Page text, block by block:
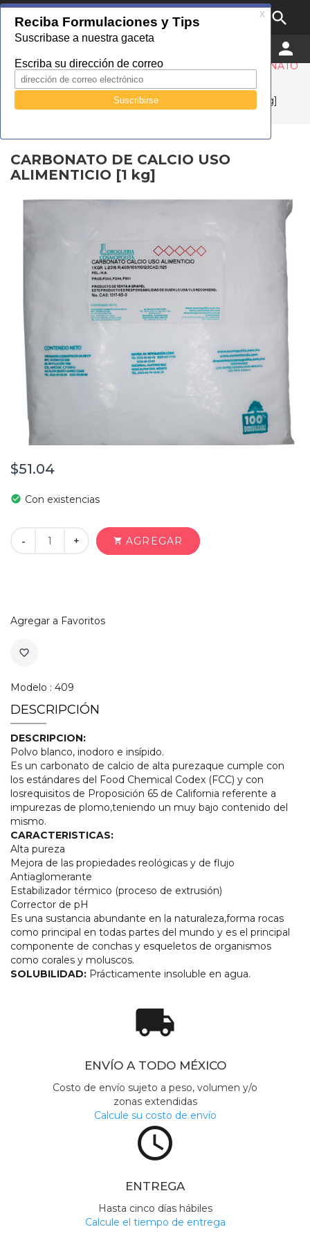

MENU 
Catálogo Industrial Sales industriales
CARBONATO
DE CALCIO USO ALIMENTICIO [1 kg]
CARBONATO DE CALCIO USO ALIMENTICIO [1 kg]
CARBONATO DE CALCIO USO
ALIMENTICIO [1 kg]
$51.04
check_circle Con existencias
+
- shopping_cart AGREGAR
Agregar a Favoritos
favorite_border
Modelo : 409
DESCRIPCIÓN
DESCRIPCION:
Polvo blanco, inodoro e insípido.
Es un carbonato de calcio de alta purezaque cumple con
los estándares del Food Chemical Codex (FCC) y con
losrequisitos de Proposición 65 de California referente a
impurezas de plomo,teniendo un muy bajo contenido del
mismo.
CARACTERISTICAS:
Alta pureza
Mejora de las propiedades reológicas y de flujo
Antiaglomerante
Estabilizador térmico (proceso de extrusión)
Corrector de pH
Es una sustancia abundante en la naturaleza,forma rocas
como principal en todas partes del mundo y es el principal
componente de conchas y esqueletos de organismos
como corales y moluscos.
SOLUBILIDAD: Prácticamente insoluble en agua.
local_shipping
ENVÍO A TODO MÉXICO
Costo de envío sujeto a peso, volumen y/o
zonas extendidas
Calcule su costo de envío
access_time
ENTREGA
Hasta cinco días hábiles
Calcule el tiempo de entrega